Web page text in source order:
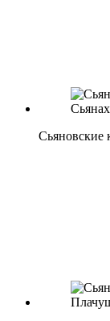
Сьяновские